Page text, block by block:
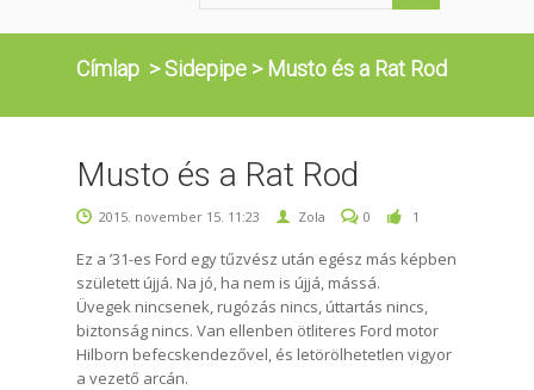
Címlap >Sidepipe > Musto és a Rat Rod
Musto és a Rat Rod
2015. november 15. 11:23 Zola 0 1
Ez a ’31-es Ford egy tűzvész után egész más képben
született újjá. Na jó, ha nem is újjá, mássá.
Üvegek nincsenek, rugózás nincs, úttartás nincs,
biztonság nincs. Van ellenben ötliteres Ford motor
Hilborn befecskendezővel, és letörölhetetlen vigyor
a vezető arcán.